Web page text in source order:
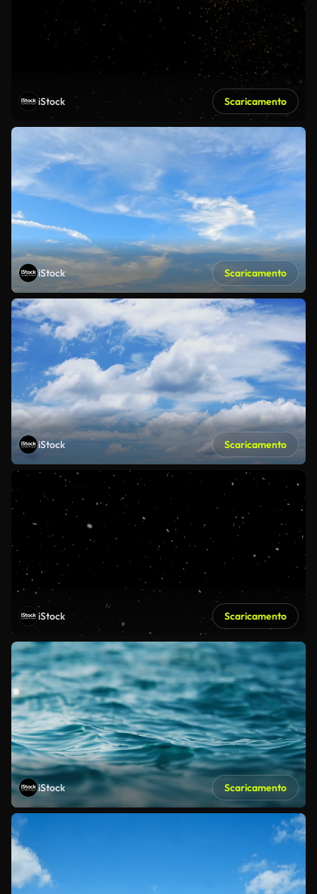
iStock Scaricamento
iStock Scaricamento
iStock Scaricamento
iStock Scaricamento
iStock Scaricamento